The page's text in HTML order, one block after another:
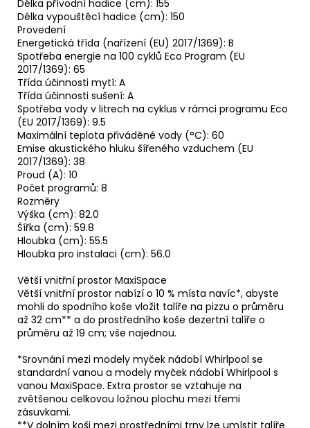
Délka přívodní hadice (cm): 155
Délka vypouštěcí hadice (cm): 150
Provedení
Energetická třída (nařízení (EU) 2017/1369): B
Spotřeba energie na 100 cyklů Eco Program (EU
2017/1369): 65
Třída účinnosti mytí: A
Třída účinnosti sušení: A
Spotřeba vody v litrech na cyklus v rámci programu Eco
(EU 2017/1369): 9.5
Maximální teplota přiváděné vody (°C): 60
Emise akustického hluku šířeného vzduchem (EU
2017/1369): 38
Proud (A): 10
Počet programů: 8
Rozměry
Výška (cm): 82.0
Šířka (cm): 59.8
Hloubka (cm): 55.5
Hloubka pro instalaci (cm): 56.0
Větší vnitřní prostor MaxiSpace
Větší vnitřní prostor nabízí o 10 % místa navíc*, abyste
mohli do spodního koše vložit talíře na pizzu o průměru
až 32 cm** a do prostředního koše dezertní talíře o
průměru až 19 cm; vše najednou.
*Srovnání mezi modely myček nádobí Whirlpool se
standardní vanou a modely myček nádobí Whirlpool s
vanou MaxiSpace. Extra prostor se vztahuje na
zvětšenou celkovou ložnou plochu mezi třemi
zásuvkami.